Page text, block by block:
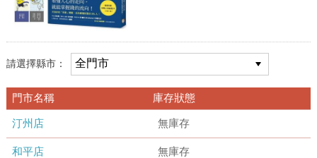
請選擇縣市：
門市名稱 庫存狀態
汀州店 無庫存
和平店 無庫存